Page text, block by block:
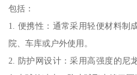
包括：
1. 便携性：通常采用轻便材料制
院、车库或户外使用。
2. 防护网设计：采用高强度的尼